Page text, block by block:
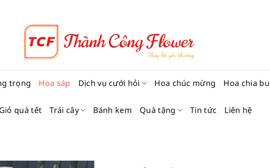
trọng Hoa sáp Dịch vụ cưới hỏi Hoa chúc mừng Hoa chia
Giỏ quà tết Trái cây Bánh kem Quà tặng Tin tức Liên hệ